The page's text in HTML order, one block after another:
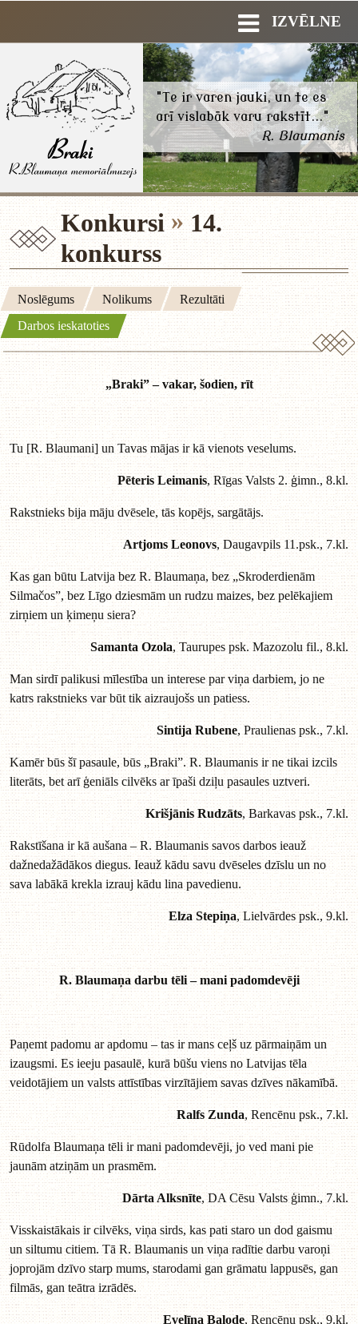
IZVĒLNE
"Te ir varen jauki, un te es
arī vislabāk varu rakstīt..."
R. Blaumanis
Konkursi
14.
konkurss
Noslēgums Nolikums
Rezultāti
Darbos ieskatoties
„Braki” – vakar, šodien, rīt
Tu [R. Blaumani] un Tavas mājas ir kā vienots veselums.
Pēteris Leimanis, Rīgas Valsts 2. ģimn., 8.kl.
Rakstnieks bija māju dvēsele, tās kopējs, sargātājs.
Artjoms Leonovs, Daugavpils 11.psk., 7.kl.
Kas gan būtu Latvija bez R. Blaumaņa, bez „Skroderdienām
Silmačos”, bez Līgo dziesmām un rudzu maizes, bez pelēkajiem
zirņiem un ķimeņu siera?
Samanta Ozola, Taurupes psk. Mazozolu fil., 8.kl.
Man sirdī palikusi mīlestība un interese par viņa darbiem, jo ne
katrs rakstnieks var būt tik aizraujošs un patiess.
Sintija Rubene, Praulienas psk., 7.kl.
Kamēr būs šī pasaule, būs „Braki”. R. Blaumanis ir ne tikai izcils
literāts, bet arī ģeniāls cilvēks ar īpaši dziļu pasaules uztveri.
Krišjānis Rudzāts, Barkavas psk., 7.kl.
Rakstīšana ir kā aušana – R. Blaumanis savos darbos ieauž
dažnedažādākos diegus. Ieauž kādu savu dvēseles dzīslu un no
sava labākā krekla izrauj kādu lina pavedienu.
Elza Stepiņa, Lielvārdes psk., 9.kl.
R. Blaumaņa darbu tēli – mani padomdevēji
Paņemt padomu ar apdomu – tas ir mans ceļš uz pārmaiņām un
izaugsmi. Es ieeju pasaulē, kurā būšu viens no Latvijas tēla
veidotājiem un valsts attīstības virzītājiem savas dzīves nākamībā.
Ralfs Zunda, Rencēnu psk., 7.kl.
Rūdolfa Blaumaņa tēli ir mani padomdevēji, jo ved mani pie
jaunām atziņām un prasmēm.
Dārta Alksnīte, DA Cēsu Valsts ģimn., 7.kl.
Visskaistākais ir cilvēks, viņa sirds, kas pati staro un dod gaismu
un siltumu citiem. Tā R. Blaumanis un viņa radītie darbu varoņi
joprojām dzīvo starp mums, starodami gan grāmatu lappusēs, gan
filmās, gan teātra izrādēs.
Evelīna Balode, Rencēnu psk., 9.kl.